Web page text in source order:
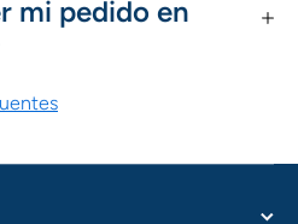
mi pedido en